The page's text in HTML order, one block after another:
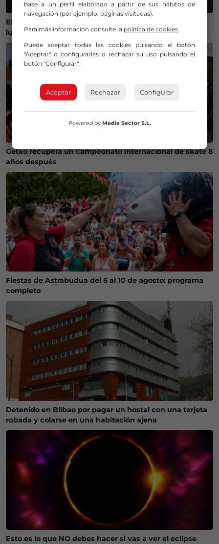
El Gobierno lanza un visor web para encontrar el mejor
lugar donde ver el eclipse solar del 12 de agosto
Getxo recupera un campeonato internacional de skate 8
años después
Fiestas de Astrabudua del 6 al 10 de agosto: programa
completo
Detenido en Bilbao por pagar un hostal con una tarjeta
robada y colarse en una habitación ajena
Esto es lo que NO debes hacer si vas a ver el eclipse
base a un perfil elaborado a partir de sus hábitos de
navegación (por ejemplo, páginas visitadas).
Para más información consulte la política de cookies.
Puede aceptar todas las cookies pulsando el botón
"Aceptar" o configurarlas o rechazar su uso pulsando el
botón "Configurar".
Aceptar Rechazar Configurar
Powered by Media Sector S.L.